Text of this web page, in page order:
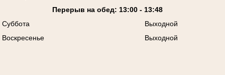
Перерыв на обед: 13:00 - 13:48
Суббота
Выходной
Воскресенье
Выходной